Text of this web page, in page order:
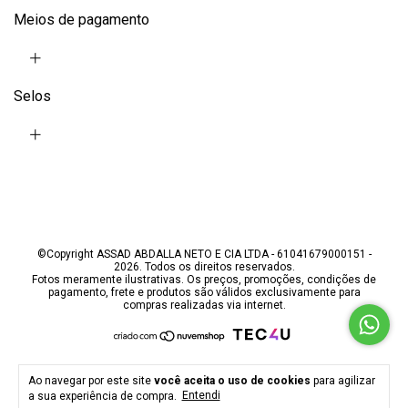
Ao navegar por este site você aceita o uso de cookies para agilizar
a sua experiência de compra.
Entendi
Cobertor Casal Velour Neo
Clássico 180x220 Rose
Camesa
R$89,90
2 xdeR$44,95 (Ver parcelas)
+
Meios de pagamento
Selos
©Copyright ASSAD ABDALLA NETO E CIA LTDA - 61041679000151 -
2026. Todos os direitos reservados.
Fotos meramente ilustrativas. Os preços, promoções, condições de
pagamento, frete e produtos são válidos exclusivamente para
compras realizadas via internet.